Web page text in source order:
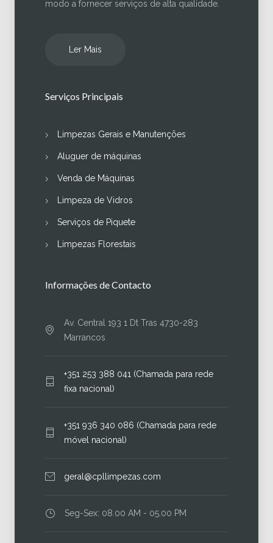
modo a fornecer serviços de alta qualidade.
Ler Mais
Serviços Principais
Limpezas Gerais e Manutenções
Aluguer de máquinas
Venda de Máquinas
Limpeza de Vidros
Serviços de Piquete
Limpezas Florestais
Informações de Contacto
Av. Central 193 1 Dt Tras 4730-283
Marrancos
+351 253 388 041 (Chamada para rede
fixa nacional)
+351 936 340 086 (Chamada para rede
móvel nacional)
geral@cpllimpezas.com
Seg-Sex: 08.00 AM - 05.00 PM